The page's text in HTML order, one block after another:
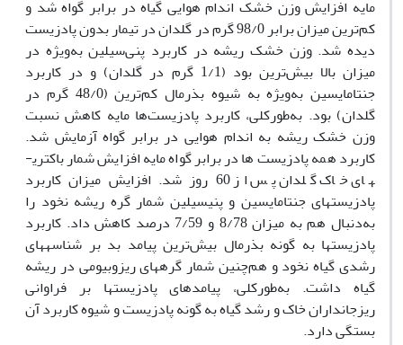
مایه افزایش وزن خشک اندام هوایی گیاه در برابر گواه شد و
کم‌ترین میزان برابر 98/0 گرم در گلدان در تیمار بدون پادزیست
دیده شد. وزن خشک ریشه در کاربرد پنی‌سیلین به‌ویژه در
میزان بالا بیش‌ترین بود (1/1 گرم در گلدان) و در کاربرد
جنتامایسین به‌ویژه به شیوه بذرمال کم‌ترین (48/0 گرم در
گلدان) بود. به‌طورکلی، کاربرد پادزیست‌ها مایه کاهش نسبت
وزن خشک ریشه به اندام هوایی در برابر گواه آزمایش شد.
کاربرد همه پادزیست ها در برابر گواه مایه افزایش شمار باکتری­
های خاک گلدان پس از 60 روز شد. افزایش میزان کاربرد
پادزیست­های جنتامایسین و پنی­سیلین شمار گره ریشه نخود را
به‌دنبال هم به میزان 8/78 و 7/59 درصد کاهش داد. کاربرد
پادزیست­ها به گونه بذرمال بیش‌ترین پیامد بد بر شناسه­های
رشدی گیاه نخود و هم‌چنین شمار گره­های ریزوبیومی در ریشه
گیاه داشت. به‌طورکلی، پیامدهای پادزیست­ها بر فراوانی
ریزجانداران خاک و رشد گیاه به گونه پادزیست و شیوه کاربرد آن
بستگی دارد.